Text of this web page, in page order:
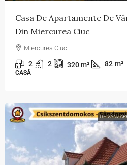
Casa De Apartamente De
Din Miercurea Ciuc
Miercurea Ciuc
2 2 320m² 82 m²
CASĂ
DE